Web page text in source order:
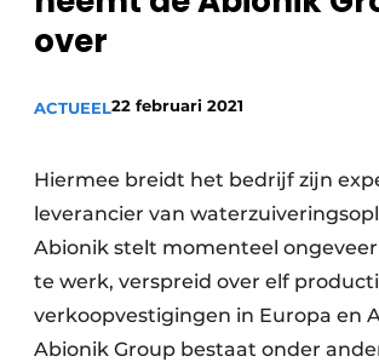
Video’s
Ventilatie
Warmtepompen
over
ACTUEEL22 februari 2021
Hiermee breidt het bedrijf zijn
leverancier van
Abionik stelt momenteel ongeveer
te werk, verspreid over elf
verkoopvestigingen in Europa en
Abionik Group bestaat onder